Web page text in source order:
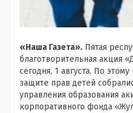
«Наша Газета». Пятая
благотворительная акция
сегодня, 1 августа. По
защите прав детей
управления образования
корпоративного фонда